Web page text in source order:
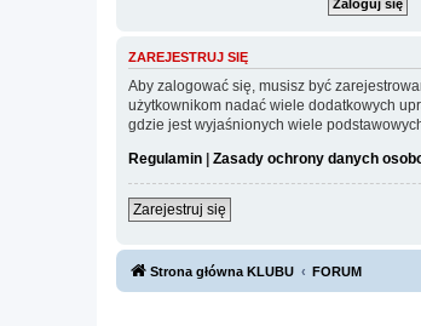
ZAREJESTRUJ SIĘ
Aby zalogować się, musisz być
użytkownikom nadać wiele dodatkowych
gdzie jest wyjaśnionych wiele
Regulamin | Zasady ochrony danych
Zarejestruj się
Strona główna KLUBU FORUM